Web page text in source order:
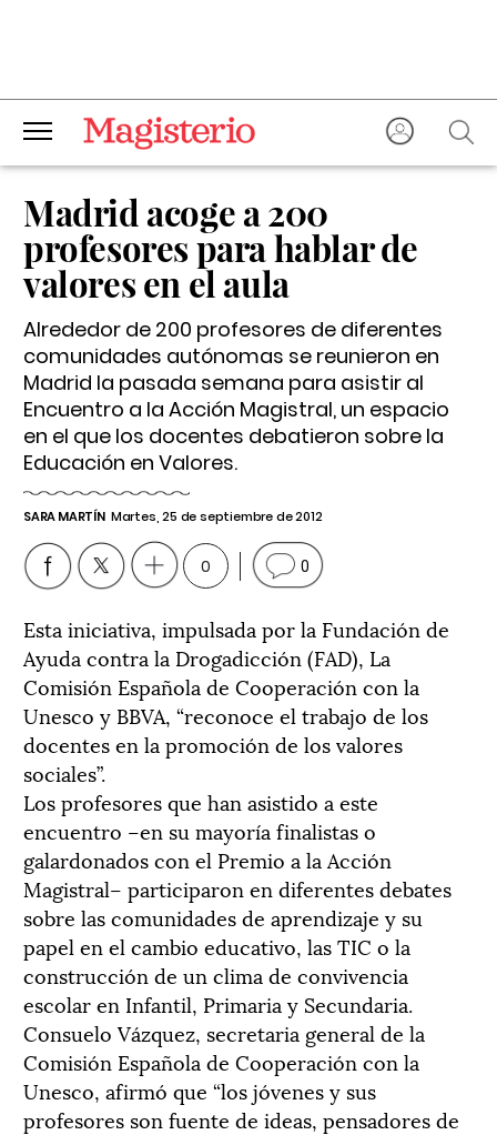
Madrid acoge a 200
profesores para hablar de
valores en el aula
Alrededor de 200 profesores de diferentes
comunidades autónomas se reunieron en
Madrid la pasada semana para asistir al
Encuentro a la Acción Magistral, un espacio
en el que los docentes debatieron sobre la
Educación en Valores.
SARA MARTÍN Martes, 25 de septiembre de 2012
0 0
Esta iniciativa, impulsada por la Fundación de
Ayuda contra la Drogadicción (FAD), La
Comisión Española de Cooperación con la
Unesco y BBVA, “reconoce el trabajo de los
docentes en la promoción de los valores
sociales”.
Los profesores que han asistido a este
encuentro –en su mayoría finalistas o
galardonados con el Premio a la Acción
Magistral– participaron en diferentes debates
sobre las comunidades de aprendizaje y su
papel en el cambio educativo, las TIC o la
construcción de un clima de convivencia
escolar en Infantil, Primaria y Secundaria.
Consuelo Vázquez, secretaria general de la
Comisión Española de Cooperación con la
Unesco, afirmó que “los jóvenes y sus
profesores son fuente de ideas, pensadores de